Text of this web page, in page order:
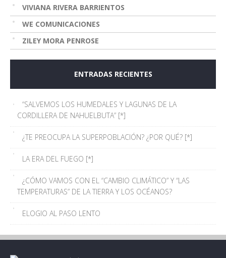
VIVIANA RIVERA BARRIENTOS
WE COMUNICACIONES
ZILEY MORA PENROSE
ENTRADAS RECIENTES
“SALVEMOS LOS HUMEDALES Y LAGUNAS DE LA
CORDILLERA DE NAHUELBUTA” [*]
¿TE PREOCUPA LA SUPERPOBLACIÓN? ¿POR QUÉ? [*]
LA ERA DEL FUEGO [*]
¿CÓMO VAMOS CON EL “CAMBIO CLIMÁTICO” Y “LAS
TEMPERATURAS” DE LA TIERRA Y LOS OCÉANOS?
ELOGIO AL PASO LENTO